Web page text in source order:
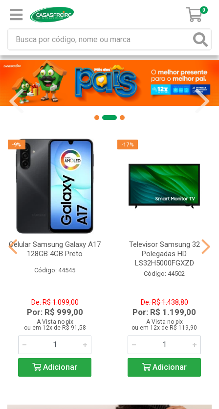
0
-9%
Celular Samsung Galaxy A17
128GB 4GB Preto
Código: 44545
De: R$ 1.099,00
Por: R$ 999,00
A Vista no pix
ou em 12x de R$ 91,58
Adicionar
-17%
Televisor Samsung 32
Polegadas HD
LS32H5000FGXZD
Código: 44502
De: R$ 1.438,80
Por: R$ 1.199,00
A Vista no pix
ou em 12x de R$ 119,90
Adicionar